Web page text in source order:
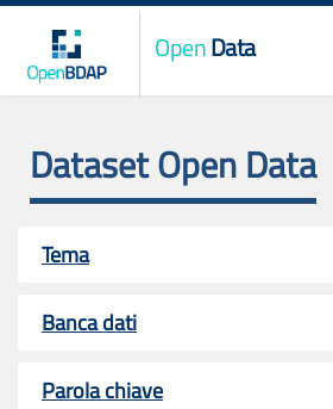
OpenData
Dataset Open Data
Tema
Banca dati
Parola chiave